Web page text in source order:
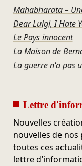
Mahabharata –
Dear Luigi, I Hate
Le Pays innocent
La Maison de
La guerre n'a pas
Lettre
Nouvelles
nouvelles de
toutes ces
lettre